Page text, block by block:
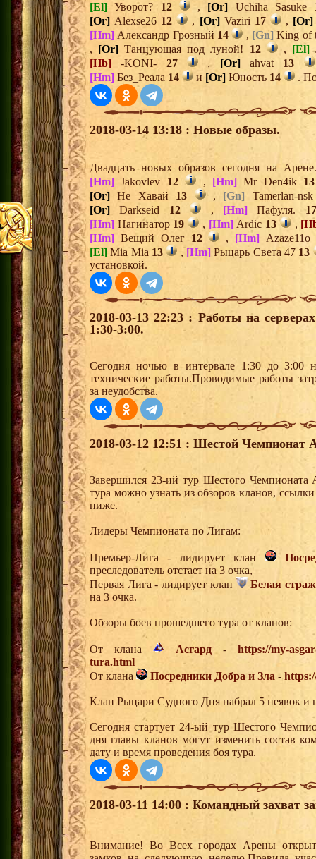
[El] Уворот? 12 , [Or] Uchiha Sasuke
[Or] Alexse26 12 , [Or]Vaziri 17 , [Or]
[Hm] Александр Грозный 14 , [Gn] King of
, [Or] Танцующая под луной! 12 , [El]
[Hb] -KONI- 27 , [Or]ahvat 13
[Hm] Без_Реала 14 и [Or] Юность 14 .
2018-03-14 13:18 : Новые образы.
Двадцать новых образов сегодня на
[Hm] Jakovlev 12 , [Hm] Mr Den4ik 13
[Or] Не Хавай 13 , [Gn] Tamerlan-
[Or] Darkseid 12 , [Hm] Пафуля.17
[Hm] Нагинатор 19 , [Hm]Ardic 13 ,
[Hm] Вещий Олег 12 , [Hm] Azaze11o
[El] Mia Mia 13 , [Hm]Рыцарь Света 47 13
установкой.
2018-03-13 22:23 : Работы на
1:30-3:00.
Сегодня ночью в интервале 1:30 до 3:00
технические работы.Проводимые работы
за неудобства.
2018-03-12 12:51 : Шестой Чемпионат
Завершился 23-ий тур Шестого
тура можно узнать из обзоров кланов,
ниже.
Лидеры Чемпионата по Лигам:
Премьер-Лига - лидирует клан
преследователь отстает на 3 очка,
Первая Лига - лидирует клан
Белая
на 3 очка.
Обзоры боев прошедшего тура от кланов:
От клана Асгард - https://my-
tura.html
От клана
Посредники Добра и Зла -
Клан Рыцари Судного Дня набрал 5 неявок и
Сегодня стартует 24-ый тур Шестого
дня главы кланов могут изменить состав
дату и время проведения боя тура.
2018-03-11 14:00 : Командный захват
Внимание! Во Всех городах Арены